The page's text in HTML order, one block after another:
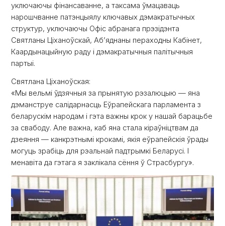
уключаючы фінансаванне, а таксама ўмацаваць
нарошчванне патэнцыялу ключавых дэмакратычных
структур, уключаючы Офіс абранага прэзідэнта
Святланы Ціханоўскай, Аб’яднаны пераходны Кабінет,
Каардынацыйную раду і дэмакратычныя палітычныя
партыі.
Святлана Ціханоўская:
«Мы вельмі ўдзячныя за прынятую рэзалюцыю — яна
дэманструе салідарнасць Еўрапейскага парламента з
беларускім народам і гэта важны крок у нашай барацьбе
за свабоду. Але важна, каб яна стала кіраўніцтвам да
дзеяння — канкрэтнымі крокамі, якія еўрапейскія ўрады
могуць зрабіць для рэальнай падтрымкі Беларусі. І
менавіта да гэтага я заклікала сёння ў Страсбургу».